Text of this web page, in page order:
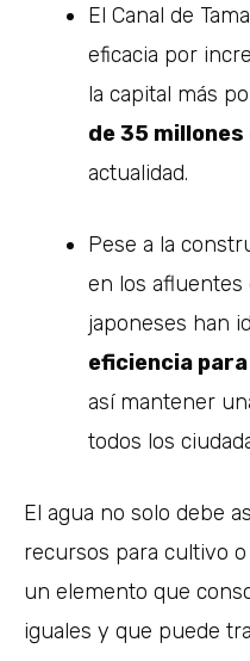
El Canal de
eficacia por
la capital más
de 35
actualidad.
Pese a la
en los afluentes
japoneses han
eficiencia
así mantener
todos los
El agua no solo debe
recursos para cultivo
un elemento que
iguales y que puede